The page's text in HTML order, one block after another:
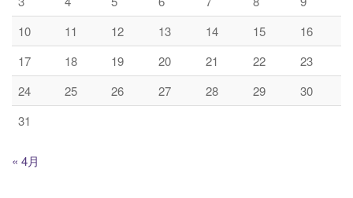
10
11 12 13 14 15
16
17
18 19 20 21 22
23
24
25 26 27 28 29
30
31
« 4月